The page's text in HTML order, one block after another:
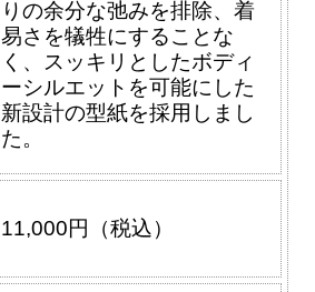
りの余分な弛みを排除、着
易さを犠牲にすることな
く、スッキリとしたボディ
ーシルエットを可能にした
新設計の型紙を採用しまし
た。
11,000円（税込）